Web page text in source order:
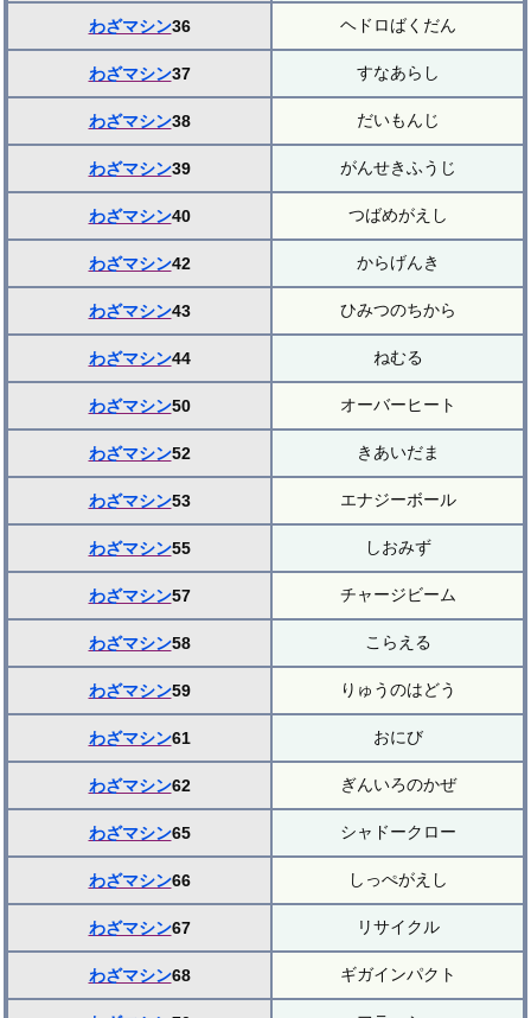
わざマシン36 ヘドロばくだん
わざマシン37 すなあらし
わざマシン38 だいもんじ
わざマシン39 がんせきふうじ
わざマシン40 つばめがえし
わざマシン42 からげんき
わざマシン43 ひみつのちから
わざマシン44 ねむる
わざマシン50 オーバーヒート
わざマシン52 きあいだま
わざマシン53 エナジーボール
わざマシン55 しおみず
わざマシン57 チャージビーム
わざマシン58 こらえる
わざマシン59 りゅうのはどう
わざマシン61 おにび
わざマシン62 ぎんいろのかぜ
わざマシン65 シャドークロー
わざマシン66 しっぺがえし
わざマシン67 リサイクル
わざマシン68 ギガインパクト